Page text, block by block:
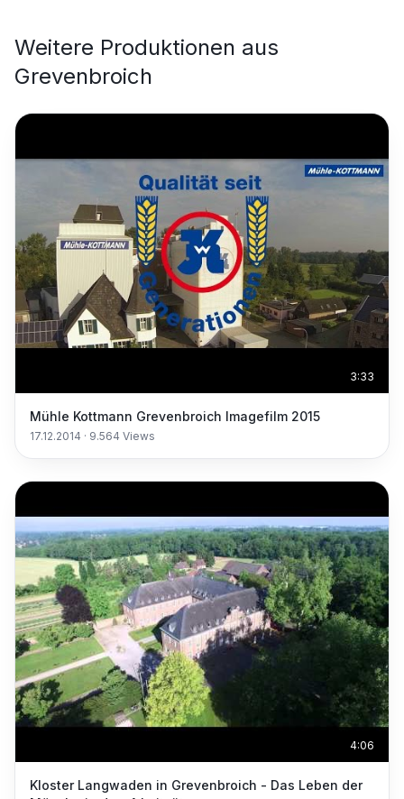
Weitere Produktionen aus
Grevenbroich
3:33
Mühle Kottmann Grevenbroich Imagefilm 2015
17.12.2014 · 9.564 Views
4:06
Kloster Langwaden in Grevenbroich - Das Leben der